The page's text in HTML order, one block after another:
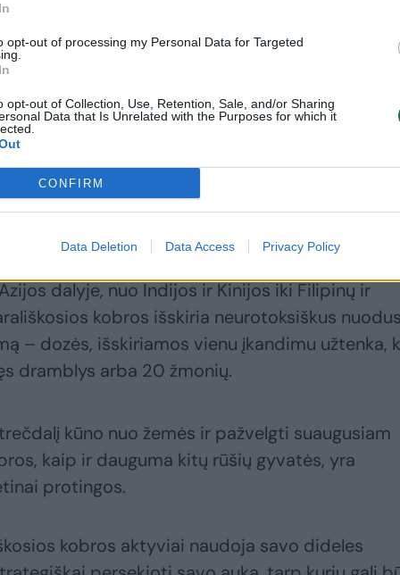
opt-out of processing my Personal Data for Targeted
opt-out of Collection, Use, Retention, Sale, and/or Sharing
Data that Is Unrelated with the Purposes for which it
CONFIRM
Data Deletion Data Access Privacy Policy
gyvates?
auginęs A. Slučka –
pabėgusią kobrą:
„Naktimis užmigti
nuodingos gyvatės, kurių ilgis siekia iki 5,6 m
dalyje, nuo Indijos ir Kinijos iki Filipinų ir
kobros išskiria neurotoksiškus
– dozės, išskiriamos vienu įkandimu užtenka,
dramblys arba 20 žmonių.
kūno nuo žemės ir pažvelgti suaugusiam
kaip ir dauguma kitų rūšių gyvatės, yra
protingos.
kobros aktyviai naudoja savo dideles